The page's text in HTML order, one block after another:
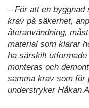
– För att en byggnad
krav på säkerhet,
återanvändning,
material som klarar
ha särskilt
monteras och
samma krav som för
understryker Håkan